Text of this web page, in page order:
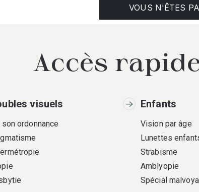
VOUS N'ÊTES
Accès
visuels
ordonnance
Enfants
Vision par âge
Lunettes
Strabisme
Amblyopie
Spécial